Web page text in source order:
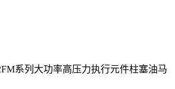
系列大功率高压力执行元件柱塞油马